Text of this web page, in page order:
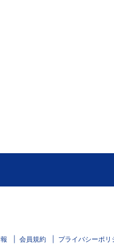
会員規約
プライバシーポリ